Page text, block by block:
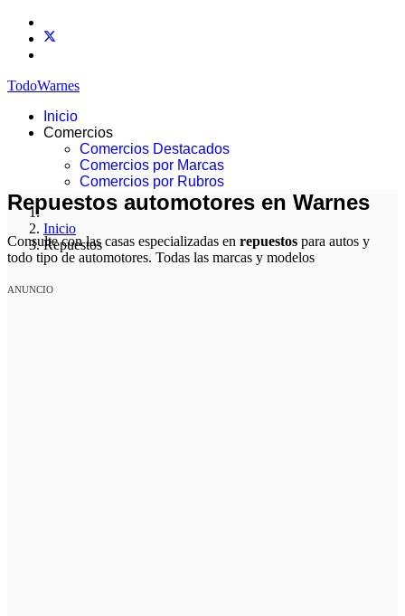
TodoWarnes
Inicio
Comercios
Comercios Destacados
Comercios por Marcas
Comercios por Rubros
Inicio
Repuestos
Repuestos automotores en Warnes
Consulte con las casas especializadas en repuestos para autos y
todo tipo de automotores. Todas las marcas y modelos
ANUNCIO